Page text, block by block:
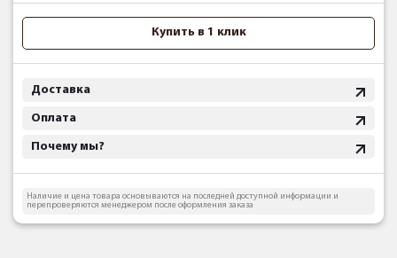
Купить в 1 клик
Доставка
Оплата
Почему мы?
Наличие и цена товара основываются на последней доступной информации и
перепроверяются менеджером после оформления заказа